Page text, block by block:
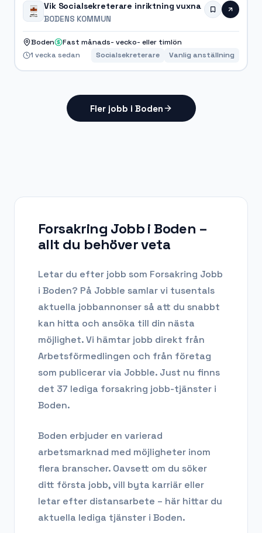
Vik Socialsekreterare inriktning vuxna
BODENS KOMMUN
Boden
Fast månads- vecko- eller timlön
1 vecka sedan
Socialsekreterare Vanlig anställning
Fler jobb i Boden
Forsakring Jobb i Boden –
allt du behöver veta
Letar du efter jobb som Forsakring Jobb
i Boden? På Jobble samlar vi tusentals
aktuella jobbannonser så att du snabbt
kan hitta och ansöka till din nästa
möjlighet. Vi hämtar jobb direkt från
Arbetsförmedlingen och från företag
som publicerar via Jobble. Just nu finns
det 37 lediga forsakring jobb-tjänster i
Boden.
Boden erbjuder en varierad
arbetsmarknad med möjligheter inom
flera branscher. Oavsett om du söker
ditt första jobb, vill byta karriär eller
letar efter distansarbete – här hittar du
aktuella lediga tjänster i Boden.